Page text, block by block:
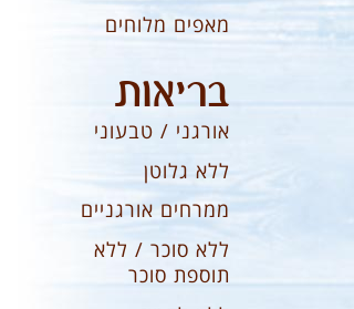
מאפים מלוחים
בריאות
אורגני / טבעוני
ללא גלוטן
ממרחים אורגניים
ללא סוכר / ללא
תוספת סוכר